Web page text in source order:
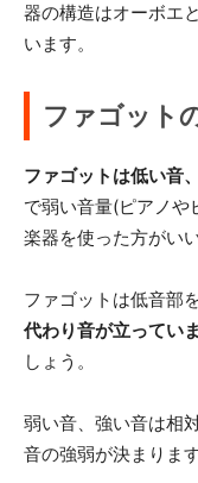
器の構造はオーボエ
います。
ファゴット
ファゴットは低い音
で弱い音量(ピアノや
楽器を使った方がい
ファゴットは低音部
代わり音が立ってい
しょう。
弱い音、強い音は相
音の強弱が決まります